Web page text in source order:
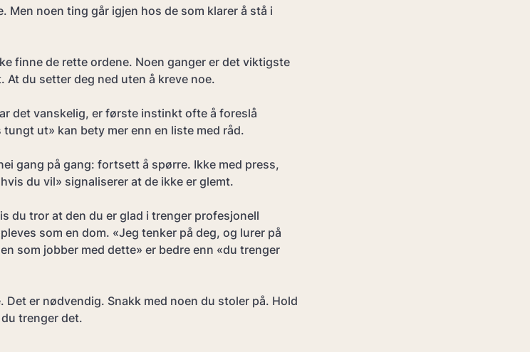
noen ting går igjen hos de som klarer å stå i
finne de rette ordene. Noen ganger er det viktigste
du setter deg ned uten å kreve noe.
det vanskelig, er første instinkt ofte å foreslå
ut» kan bety mer enn en liste med råd.
gang på gang: fortsett å spørre. Ikke med press,
du vil» signaliserer at de ikke er glemt.
du tror at den du er glad i trenger profesjonell
som en dom. «Jeg tenker på deg, og lurer på
som jobber med dette» er bedre enn «du trenger
Det er nødvendig. Snakk med noen du stoler på. Hold
trenger det.